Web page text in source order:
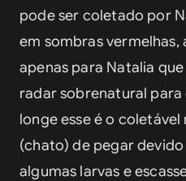
pode ser coletado por
em sombras vermelhas,
apenas para Natalia
radar sobrenatural
longe esse é o
(chato) de pegar
algumas larvas e